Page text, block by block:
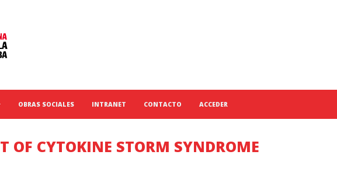
OBRAS SOCIALES INTRANET CONTACTO ACCEDER
CYTOKINE STORM SYNDROME